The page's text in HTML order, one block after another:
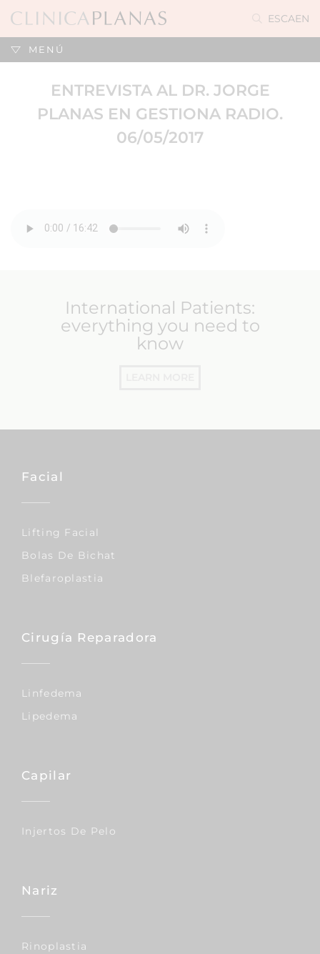
ESCAEN
MENÚ
ENTREVISTA AL DR. JORGE
PLANAS EN GESTIONA RADIO.
06/05/2017
International Patients:
everything you need to
know
Facial
Lifting Facial
Bolas De Bichat
Blefaroplastia
Cirugía Reparadora
Linfedema
Lipedema
Capilar
Injertos De Pelo
Nariz
Rinoplastia